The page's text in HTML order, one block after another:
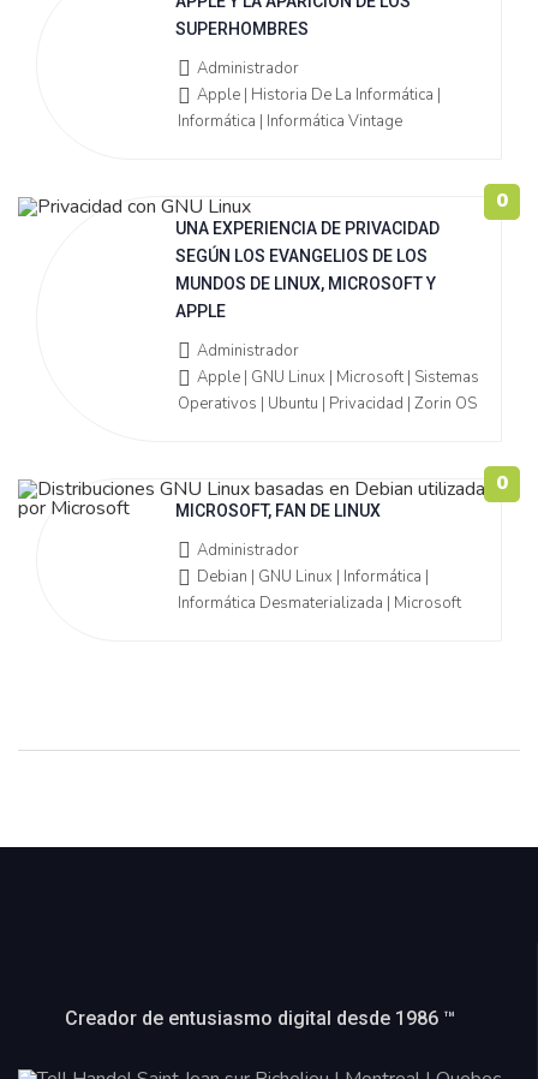
SUPERHOMBRES
Administrador
Apple | Historia De La Informática |
Informática | Informática Vintage
0
UNA EXPERIENCIA DE PRIVACIDAD
SEGÚN LOS EVANGELIOS DE LOS
MUNDOS DE LINUX, MICROSOFT Y
APPLE
Administrador
Apple | GNU Linux | Microsoft | Sistemas
Operativos | Ubuntu | Privacidad | Zorin OS
0
MICROSOFT, FAN DE LINUX
Administrador
Debian | GNU Linux | Informática |
Informática Desmaterializada | Microsoft
Creador de entusiasmo digital desde 1986 ™